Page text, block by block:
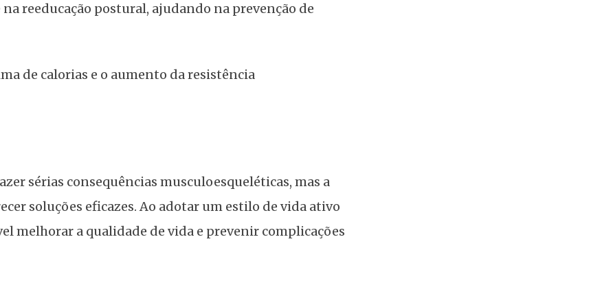
reeducação postural, ajudando na prevenção de
de calorias e o aumento da resistência
sérias consequências musculoesqueléticas, mas a
soluções eficazes. Ao adotar um estilo de vida ativo
melhorar a qualidade de vida e prevenir complicações